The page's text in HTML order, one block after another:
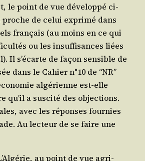
le point de vue déve­lop­pé ci-
proche de celui expri­mé dans
fran­çais (au moins en ce qui
ou les insuf­fi­sances liées
Il s’é­carte de façon sen­sible de
dans le Cahier n°10 de “NR”
algé­rienne est-elle
qu’il a sus­ci­té des objec­tions.
avec les réponses four­nies
Au lec­teur de se faire une
au point de vue agri­